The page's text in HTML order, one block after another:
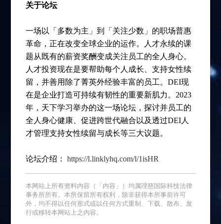
关于论坛
一场以「多数为主」到「关注少数」的职场普惠
革命，正在改变全球企业的运作。人才永续的课
题从既有的薪资奖酬变成关注员工的全人身心。
人才投资现在是要帮助每个人成长、支持女性续
留，并善用除了菁英外经验丰富的员工。DEI现
在是企业打造可持续有韧性的重要新肌力。2023
年，天下学习举办的这一场论坛，探讨并员工的
全人身心健康、促进跨世代融合以及透过DEI人
才管理支持女性续留与成长等三大议题。
论坛介绍：https://l.linklyhq.com/l/1isHR
本网站上所有资料内容（「内容」）均属理慈国际科技法律
事务所所有。本所保留所有权利，除非获得本所事前许可
外，均不得以任何形式或以任何方式重制、下载、散布、发
行或移转本网站上之内容。